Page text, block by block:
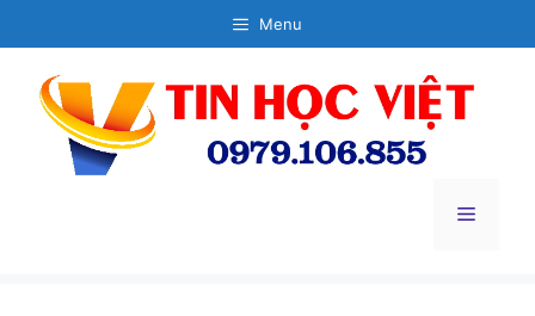
đến
dung
Menu
Menu